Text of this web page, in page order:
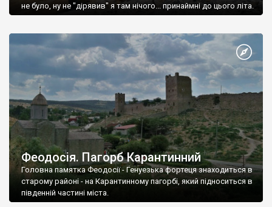
не було, ну не "дірявив" я там нічого... принаймні до цього літа.
Феодосія. Пагорб Карантинний
Головна памятка Феодосії - Генуезька фортеця знаходиться в
старому районі - на Карантинному пагорбі, який підноситься в
південній частині міста.